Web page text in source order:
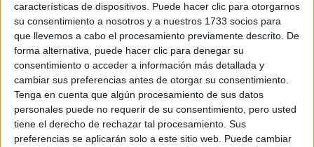
características de dispositivos. Puede hacer clic para otorgarnos
su consentimiento a nosotros y a nuestros 1733 socios para
que llevemos a cabo el procesamiento previamente descrito. De
forma alternativa, puede hacer clic para denegar su
consentimiento o acceder a información más detallada y
cambiar sus preferencias antes de otorgar su consentimiento.
Tenga en cuenta que algún procesamiento de sus datos
personales puede no requerir de su consentimiento, pero usted
tiene el derecho de rechazar tal procesamiento. Sus
preferencias se aplicarán solo a este sitio web. Puede cambiar
¿CÓMO USAR ANIMAL PRINT CON
ELEGANCIA?
Con un enfoque sutil y bien equilibrado, este estampado
puede ser unaopción versátil y modernapara cualquier
ocasión.